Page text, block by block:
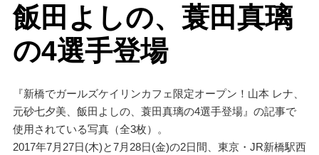
飯田よしの、蓑田真璃
の4選手登場
『新橋でガールズケイリンカフェ限定オープン！山本 レナ、
元砂七夕美、飯田よしの、蓑田真璃の4選手登場』の記事で
使用されている写真（全3枚）。
2017年7月27日(木)と7月28日(金)の2日間、東京・JR新橋駅西